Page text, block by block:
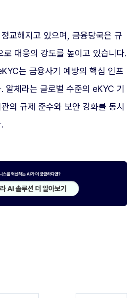
교해지고 있으며, 금융당국은 규
로 대응의 강도를 높이고 있습니다.
는 금융사기 예방의 핵심 인프
알체라는 글로벌 수준의 eKYC 기
의 규제 준수와 보안 강화를 동시